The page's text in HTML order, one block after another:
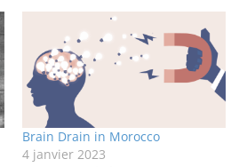
Brain Drain in Morocco
4 janvier 2023